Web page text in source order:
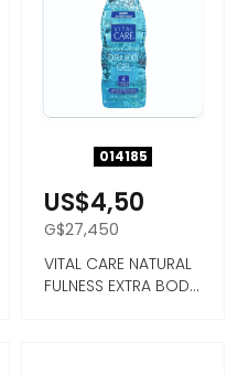
014185
US$4,50
G$27,450
VITAL CARE NATURAL
FULNESS EXTRA BODY